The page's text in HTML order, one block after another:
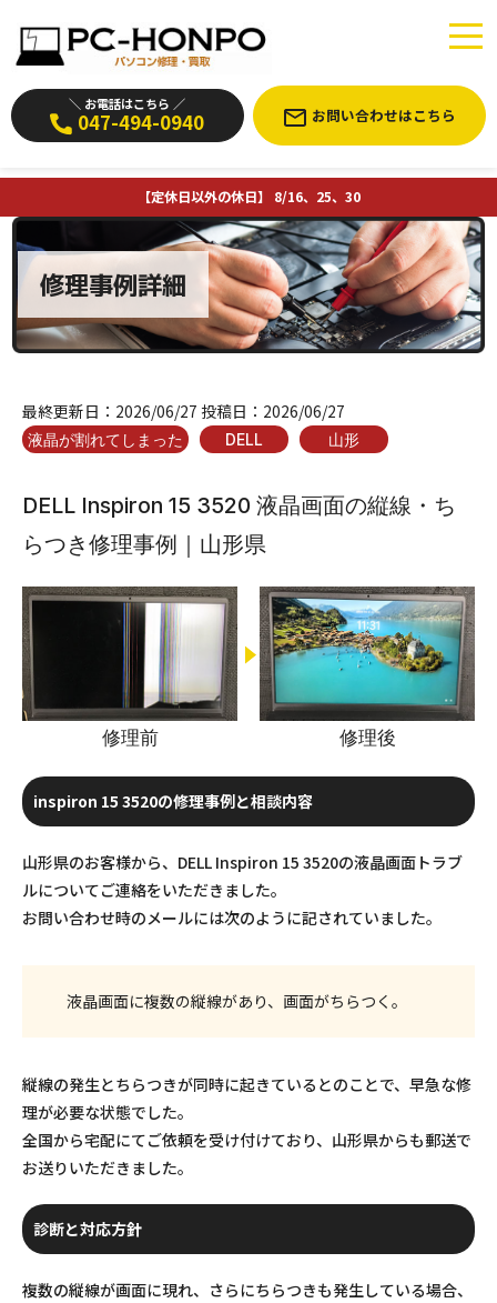
＼ お電話はこちら ／
047-494-0940 お問い合わせはこちら
【定休日以外の休日】 8/16、25、30
修理事例詳細
最終更新日： 2026/06/27 投稿日： 2026/06/27
液晶が割れてしまった DELL 山形
DELL Inspiron 15 3520 液晶画面の縦線・ち
らつき修理事例｜山形県
修理前 修理後
inspiron 15 3520の修理事例と相談内容
山形県のお客様から、DELL Inspiron 15 3520の液晶画面トラブ
ルについてご連絡をいただきました。
お問い合わせ時のメールには次のように記されていました。
液晶画面に複数の縦線があり、画面がちらつく。
縦線の発生とちらつきが同時に起きているとのことで、早急な修
理が必要な状態でした。
全国から宅配にてご依頼を受け付けており、山形県からも郵送で
お送りいただきました。
診断と対応方針
複数の縦線が画面に現れ、さらにちらつきも発生している場合、